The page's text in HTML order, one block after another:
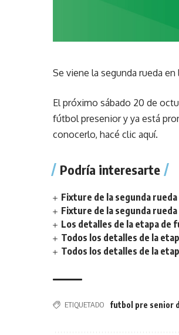
Se viene la segunda rueda
El próximo sábado 20 de
fútbol presenior y ya está
conocerlo, hacéclic aquí.
Podría interesarte
Fixture de la segunda
Fixture de la segunda
Los detalles de la etapa de
Todos los detalles de la
Todos los detalles de la
ETIQUETADO futbol pre senior d